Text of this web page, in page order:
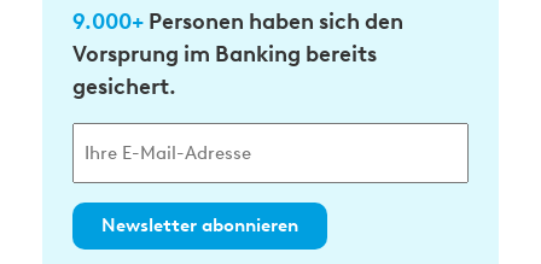
9.000+ Personen haben sich den
Vorsprung im Banking bereits
gesichert.
Newsletter abonnieren